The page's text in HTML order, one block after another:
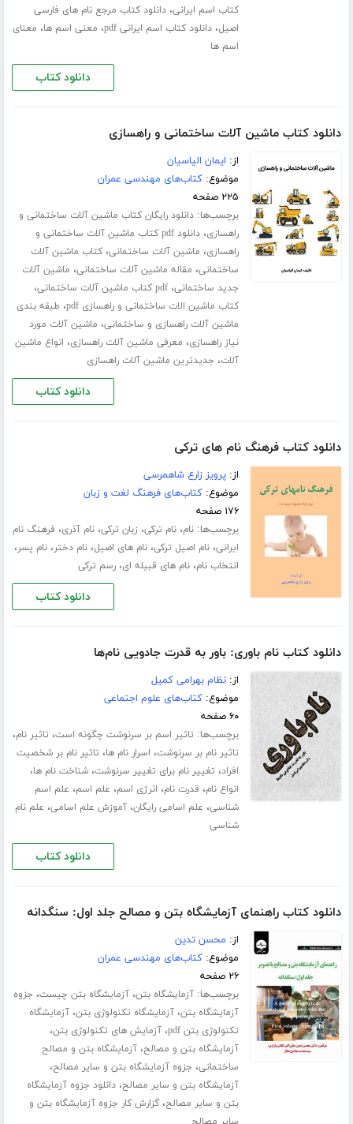
کتاب اسم ایرانی،دانلود کتاب مرجع نام های فارسی
اصیل،دانلود کتاب اسم ایرانی pdf ، معنی اسم ها، معنای
اسم ها
دانلود کتاب
دانلود کتاب ماشین آلات ساختمانی و راهسازی
از: ایمان الیاسیان
موضوع:کتاب‌های مهندسی عمران
۲۲۵ صفحه
برچسب‌ها:دانلود رایگان کتاب ماشین آلات ساختمانی و
راهسازی،
دانلود pdf کتاب ماشین آلات ساختمانی و
راهسازی، ماشین آلات ساختمانی،کتاب ماشین آلات
ساختمانی، مقاله ماشین آلات ساختمانی، ماشین آلات
جدید ساختمانی،pdf کتاب ماشین آلات ساختمانی ،
کتاب ماشین الات ساختمانی و راهسازی pdf ، طبقه بندی
ماشین آلات راهسازی و ساختمانی، ماشین آلات مورد
نیاز راهسازی، معرفی ماشین آلات راهسازی، انواع ماشین
آلات، جدیدترین ماشین آلات راهسازی
دانلود کتاب
دانلود کتاب فرهنگ نام های ترکی
از:پرویز زارع شاهمرسی
موضوع:کتاب‌های فرهنگ لغت و زبان
۱۷۶ صفحه
برچسب‌ها:نام،نام ترکی، زبان ترکی،نام آذری، فرهنگ نام
ایرانی،نام اصیل ترکی،نام های اصیل،نام دختر،نام پسر،
انتخاب نام،نام های قبیله ای،رسم ترکی
دانلود کتاب
دانلود کتاب نام باوری: باور به قدرت جادویی نام‌ها
از:نظام بهرامی کمیل
موضوع:کتاب‌های علوم اجتماعی
۶۰ صفحه
برچسب‌ها: تاثیر اسم بر سرنوشت چگونه است، تاثیر نام،
تاثیر نام بر سرنوشت، اسرار نام ها، تاثیر نام بر شخصیت
افراد، تغییر نام برای تغییر سرنوشت،شناخت نام ها،
انواع نام، قدرت نام، انرژی اسم، علم اسم، علم اسم
شناسی، علم اسامی رایگان،آموزش علم اسامی، علم نام
شناسی
دانلود کتاب
دانلود کتاب راهنمای آزمایشگاه بتن و مصالح جلد اول: سنگدانه
از: محسن تدین
موضوع:کتاب‌های مهندسی عمران
۲۶ صفحه
برچسب‌ها:آزمایشگاه بتن،آزمایشگاه بتن چیست، جزوه
آزمایشگاه بتن،آزمایشگاه تکنولوژی بتن،آزمایشگاه
تکنولوژی بتن pdf
،آزمایش های تکنولوژی بتن،
آزمایشگاه بتن و مصالح،آزمایشگاه بتن و مصالح
ساختمانی، جزوه آزمایشگاه بتن و سایر مصالح،
آزمایشگاه بتن و سایر مصالح،دانلود جزوه آزمایشگاه
بتن و سایر مصالح،گزارش کار جزوه آزمایشگاه بتن و
سایر مصالح